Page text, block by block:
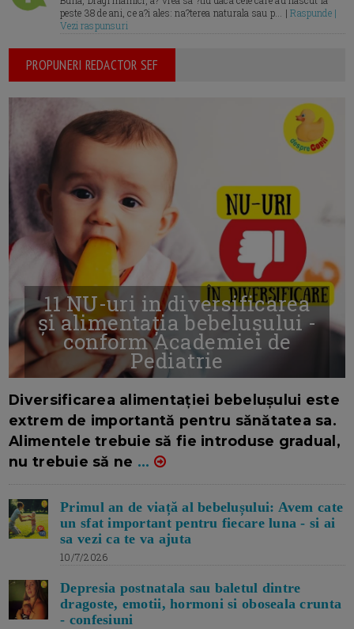
peste 38 de ani, ce a?i ales: na?terea naturala sau p... |Raspunde |
Vezi raspunsuri
PROPUNERI REDACTOR SEF
11 NU-uri in diversificarea
și alimentația bebelușului -
conform Academiei de
Pediatrie
Diversificarea alimentației bebelușului este
extrem de importantă pentru sănătatea sa.
Alimentele trebuie să fie introduse gradual,
nu trebuie să ne ...
Primul an de viață al bebelușului: Avem cate
un sfat important pentru fiecare luna - si ai
sa vezi ca te va ajuta
10/7/2026
Depresia postnatala sau baletul dintre
dragoste, emotii, hormoni si oboseala crunta
- confesiuni